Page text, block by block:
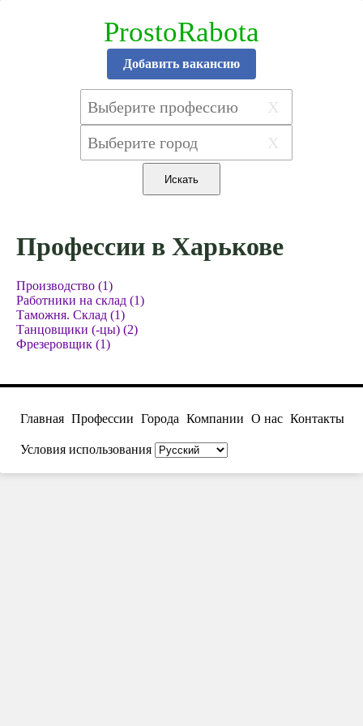
ProstoRabota
Добавить вакансию
X
X
Профессии в Харькове
Производство (1)
Работники на склад (1)
Таможня. Склад (1)
Танцовщики (-цы) (2)
Фрезеровщик (1)
Главная Профессии Города Компании О нас Контакты
Условия использования